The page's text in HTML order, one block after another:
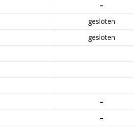
–
gesloten
gesloten
–
–